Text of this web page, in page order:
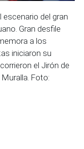
escenario del gran
Gran desfile
a los
iniciaron su
el Jirón de
Foto: